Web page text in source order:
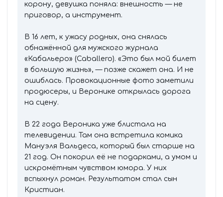
корону, девушка поняла: внешность — не
приговор, а инструмент.
В 16 лет, к ужасу родных, она снялась
обнажённой для мужского журнала
«Кабальеро» (Caballero). «Это был мой билет
в большую жизнь», — позже скажет она. И не
ошиблась. Провокационные фото заметили
продюсеры, и Веронике открылась дорога
на сцену.
В 22 года Вероника уже блистала на
телевидении. Там она встретила комика
Мануэля Вальдеса, который был старше на
21 год. Он покорил её не подарками, а умом и
искромётным чувством юмора. У них
вспыхнул роман. Результатом стал сын
Кристиан.